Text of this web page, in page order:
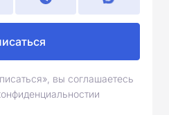
вы соглашаетесь